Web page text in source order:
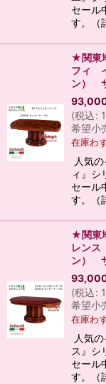
セール
す。（
★関東
フィ
ン）
(税込:
希望小
在庫わ
人気
ィ』シ
セール
す。（
★関東
レンス
ン）
(税込:
希望小
在庫わ
人気
ス』シ
セール
す。（